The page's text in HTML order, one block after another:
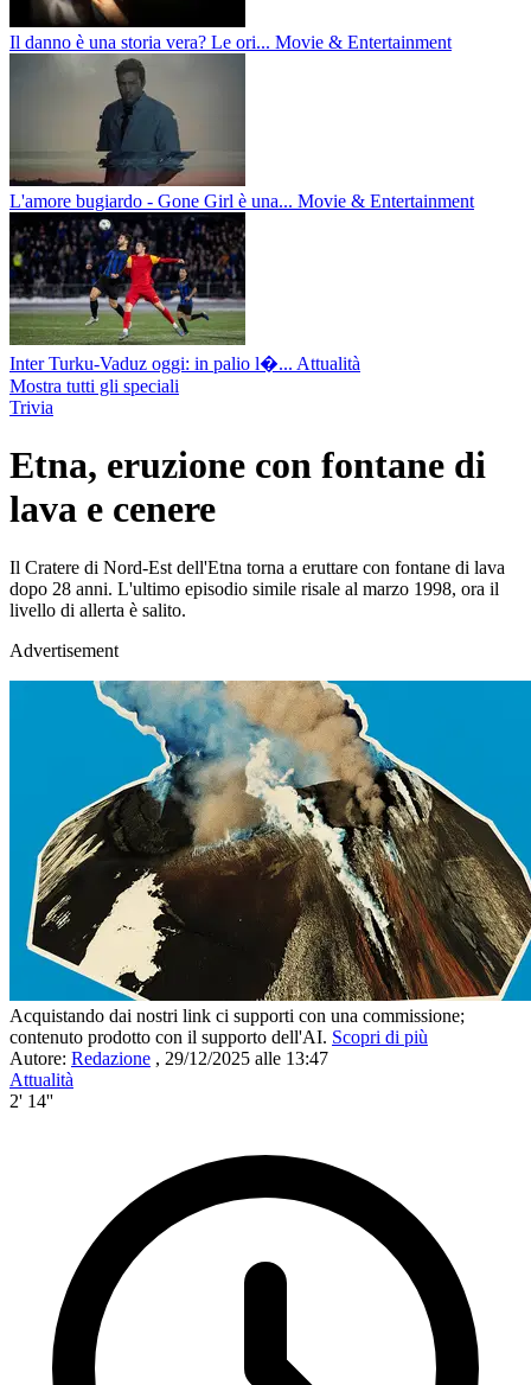
Il danno è una storia vera? Le ori... Movie & Entertainment
L'amore bugiardo - Gone Girl è una... Movie & Entertainment
Inter Turku-Vaduz oggi: in palio l�... Attualità
Mostra tutti gli speciali
Trivia
Etna, eruzione con fontane di
lava e cenere
Il Cratere di Nord-Est dell'Etna torna a eruttare con fontane di lava
dopo 28 anni. L'ultimo episodio simile risale al marzo 1998, ora il
livello di allerta è salito.
Advertisement
Acquistando dai nostri link ci supporti con una commissione;
contenuto prodotto con il supporto dell'AI. Scopri di più
Autore: Redazione , 29/12/2025 alle 13:47
Attualità
2' 14''